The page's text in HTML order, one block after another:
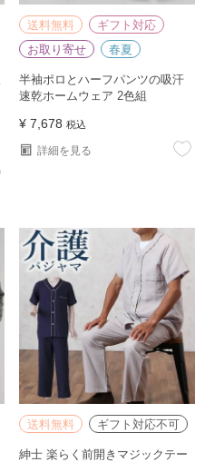
送料無料
ギフト対応
お取り寄せ
春夏
半袖ポロとハーフパンツの吸汗
速乾ホームウェア 2色組
¥ 7,678 税込
詳細を見る
送料無料 ギフト対応不可
紳士 楽らく前開きマジックテー